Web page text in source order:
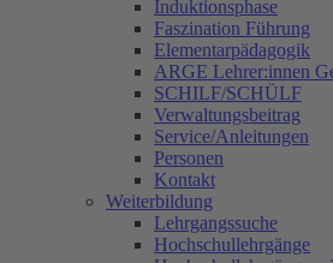
Induktionsphase
Faszination Führung
Elementarpädagogik
ARGE Lehrer:innen
SCHILF/SCHÜLF
Verwaltungsbeitrag
Service/Anleitungen
Personen
Kontakt
Weiterbildung
Lehrgangssuche
Hochschullehrgänge